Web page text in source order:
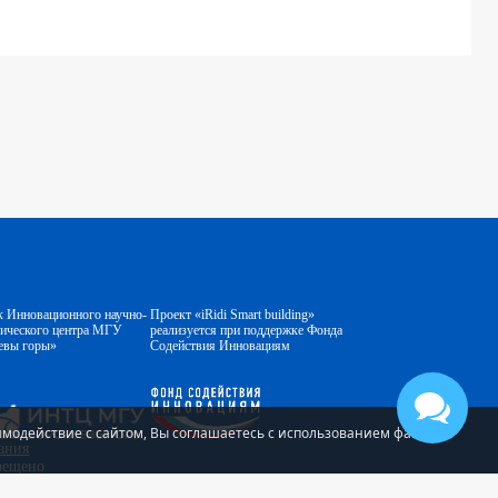
Инновационного научно-
центра МГУ
горы»
Проект «iRidi Smart building»
реализуется при поддержке Фонда
Содействия Инновациям
с сайтом, Вы соглашаетесь с использованием файлов